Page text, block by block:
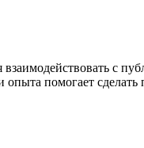
с
помогает